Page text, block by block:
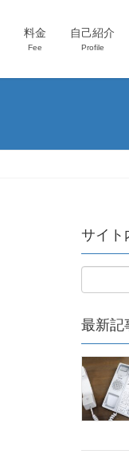
料金
Fee
自己紹介
Profile
サイト
最新記